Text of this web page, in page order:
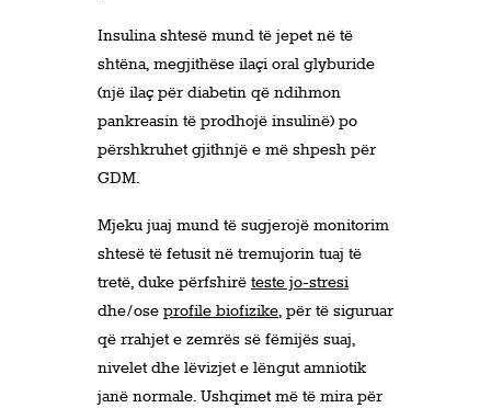
Insulina shtesë mund të jepet në të
shtëna, megjithëse ilaçi oral glyburide
(një ilaç për diabetin që ndihmon
pankreasin të prodhojë insulinë) po
përshkruhet gjithnjë e më shpesh për
GDM.
Mjeku juaj mund të sugjerojë monitorim
shtesë të fetusit në tremujorin tuaj të
tretë, duke përfshirë teste jo-stresi
dhe/ose profile biofizike, për të siguruar
që rrahjet e zemrës së fëmijës suaj,
nivelet dhe lëvizjet e lëngut amniotik
janë normale. Ushqimet më të mira për